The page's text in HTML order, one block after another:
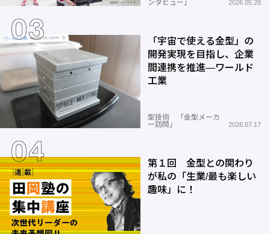
ンタビュー」
2026.05.28
「宇宙で使える金型」の
開発実現を目指し、企業
間連携を推進―ワールド
工業
型技術 「金型メーカ
ー訪問」
2026.07.17
第１回 金型との関わり
が私の「生業/最も楽しい
趣味」に！